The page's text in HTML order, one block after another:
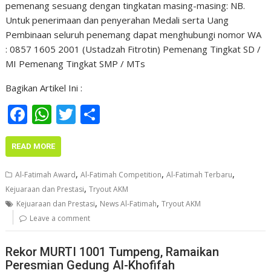
pemenang sesuang dengan tingkatan masing-masing: NB.
Untuk penerimaan dan penyerahan Medali serta Uang
Pembinaan seluruh penemang dapat menghubungi nomor WA
: 0857 1605 2001 (Ustadzah Fitrotin) Pemenang Tingkat SD /
MI Pemenang Tingkat SMP / MTs
Bagikan Artikel Ini :
F
ac
e
b
o
o
k
W
h
at
s
A
p
p
T
er e
READ MORE
Al-Fatimah Award,Al-Fatimah Competition,Al-Fatimah Terbaru,
Kejuaraan dan Prestasi,Tryout AKM
Kejuaraan dan Prestasi, News Al-Fatimah,Tryout AKM
Leave a comment
Rekor MURTI 1001 Tumpeng, Ramaikan
Peresmian Gedung Al-Khofifah